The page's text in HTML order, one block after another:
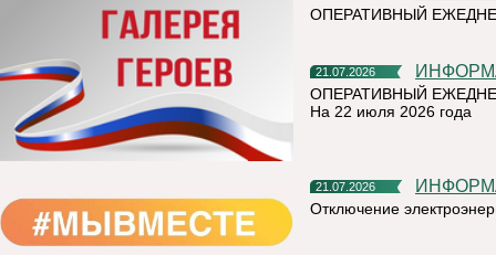
ОПЕРАТИВНЫЙ
21.07.2026
ОПЕРАТИВНЫЙ
На 22 июля 2026 года
21.07.2026
Отключение